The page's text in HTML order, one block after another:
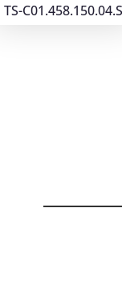
TS-C01.458.150.04.S